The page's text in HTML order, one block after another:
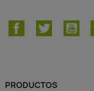
FacebookTwitter
PRODUCTOS